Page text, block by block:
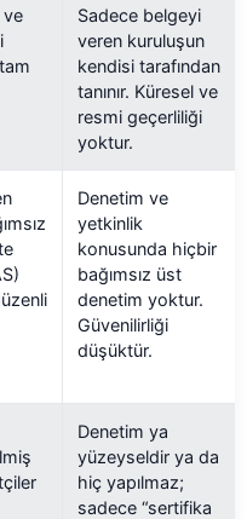
ve
Sadece belgeyi
veren kuruluşun
kendisi tarafından
tanınır. Küresel ve
resmi geçerliliği
yoktur.
Denetim ve
yetkinlik
konusunda hiçbir
bağımsız üst
denetim yoktur.
Güvenilirliği
düşüktür.
Denetim ya
yüzeyseldir ya da
hiç yapılmaz;
sadece “sertifika